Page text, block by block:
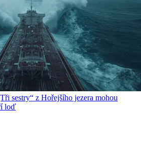
sestry“ z Hořejšího jezera mohou
loď